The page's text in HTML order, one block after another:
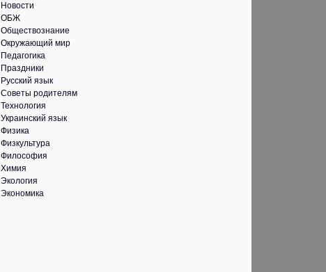
Новости
ОБЖ
Обществознание
Окружающий мир
Педагогика
Праздники
Русский язык
Советы родителям
Технология
Украинский язык
Физика
Физкультура
Философия
Химия
Экология
Экономика